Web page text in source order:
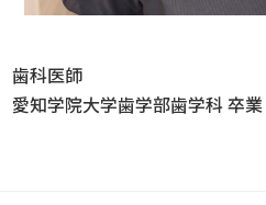
歯科医師
愛知学院大学歯学部歯学科 卒業